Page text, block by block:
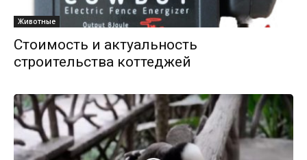
Животные
Стоимость и актуальность
строительства коттеджей